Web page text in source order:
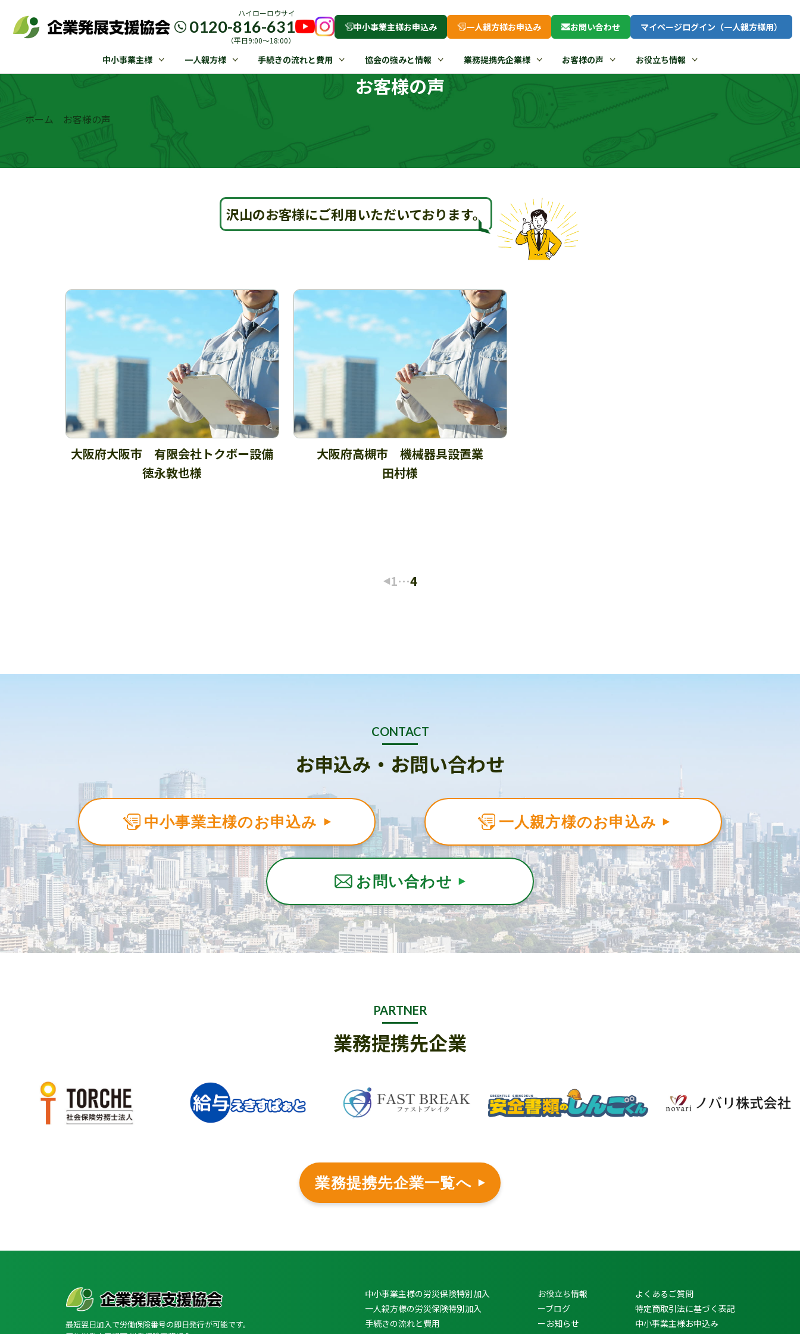
ハイローロウサイ
0120-816-631
（平日9:00〜18:00）
中小事業主様お申込み 一人親方様お申込み お問い合わせ マイページログイン（一人親方様用）
中小事業主様 一人親方様 手続きの流れと費用 協会の強みと情報 業務提携先企業様 お客様の声 お役立ち情報
お客様の声
ホーム お客様の声
沢山のお客様にご利用いただいております。
大阪府大阪市 有限会社トクボー設備
徳永敦也様
大阪府高槻市 機械器具設置業
田村様
1…4
CONTACT
お申込み・お問い合わせ
中小事業主様のお申込み 一人親方様のお申込み
お問い合わせ
PARTNER
業務提携先企業
業務提携先企業一覧へ
最短翌日加入で労働保険番号の即日発行が可能です。
中小事業主様の労災保険特別加入
一人親方様の労災保険特別加入
手続きの流れと費用
お役立ち情報
ーブログ
ーお知らせ
よくあるご質問
特定商取引法に基づく表記
中小事業主様お申込み